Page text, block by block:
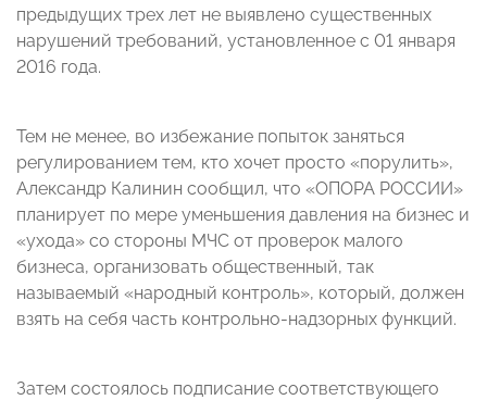
предыдущих трех лет не выявлено существенных
нарушений требований, установленное с 01 января
2016 года.
Тем не менее, во избежание попыток заняться
регулированием тем, кто хочет просто «порулить»,
Александр Калинин сообщил, что «ОПОРА РОССИИ»
планирует по мере уменьшения давления на бизнес и
«ухода» со стороны МЧС от проверок малого
бизнеса, организовать общественный, так
называемый «народный контроль», который, должен
взять на себя часть контрольно-надзорных функций.
Затем состоялось подписание соответствующего